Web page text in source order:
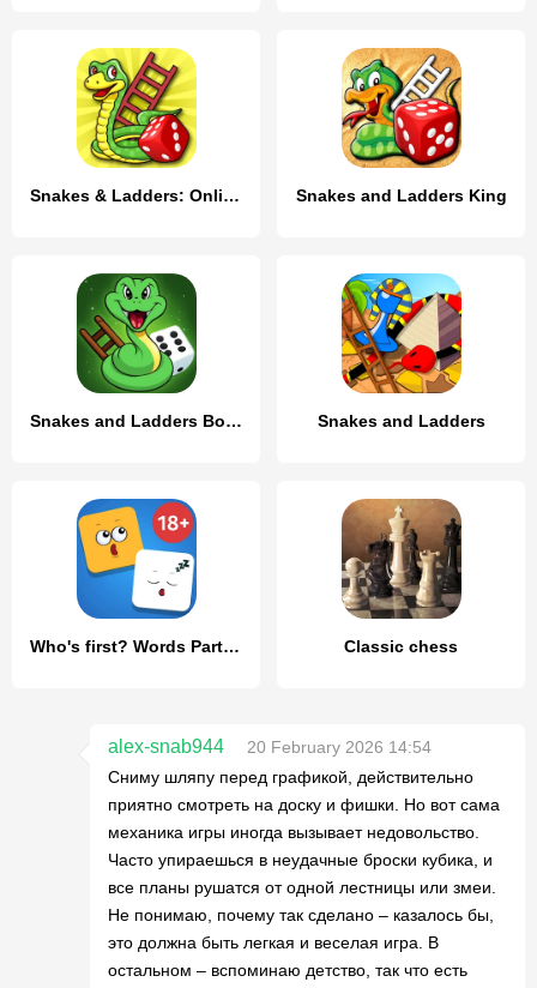
Snakes & Ladders: Online Dice! Snakes and Ladders King
Snakes and Ladders Board Games Snakes and Ladders
Who's first? Words Party Game Classic chess
alex-snab944
20 February 2026 14:54
Сниму шляпу перед графикой, действительно
приятно смотреть на доску и фишки. Но вот сама
механика игры иногда вызывает недовольство.
Часто упираешься в неудачные броски кубика, и
все планы рушатся от одной лестницы или змеи.
Не понимаю, почему так сделано – казалось бы,
это должна быть легкая и веселая игра. В
остальном – вспоминаю детство, так что есть